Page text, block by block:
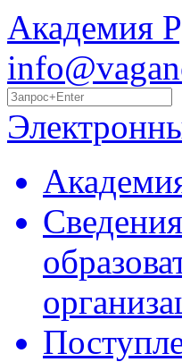
Академия